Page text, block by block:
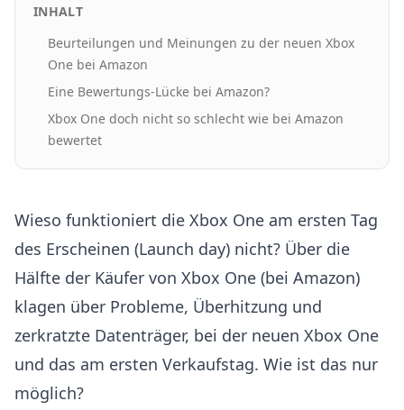
INHALT
Beurteilungen und Meinungen zu der neuen Xbox
One bei Amazon
Eine Bewertungs-Lücke bei Amazon?
Xbox One doch nicht so schlecht wie bei Amazon
bewertet
Wieso funktioniert die Xbox One am ersten Tag
des Erscheinen (Launch day) nicht? Über die
Hälfte der Käufer von Xbox One (bei Amazon)
klagen über Probleme, Überhitzung und
zerkratzte Datenträger, bei der neuen Xbox One
und das am ersten Verkaufstag. Wie ist das nur
möglich?